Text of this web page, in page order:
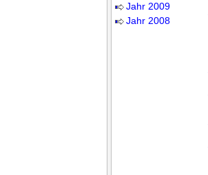
Jahr 2009
Jahr 2008